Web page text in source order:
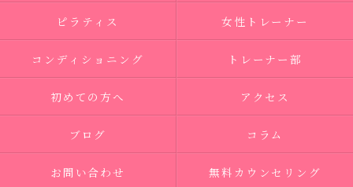
ピラティス 女性トレーナー
コンディショニング トレーナー部
初めての方へ アクセス
ブログ コラム
お問い合わせ 無料カウンセリング